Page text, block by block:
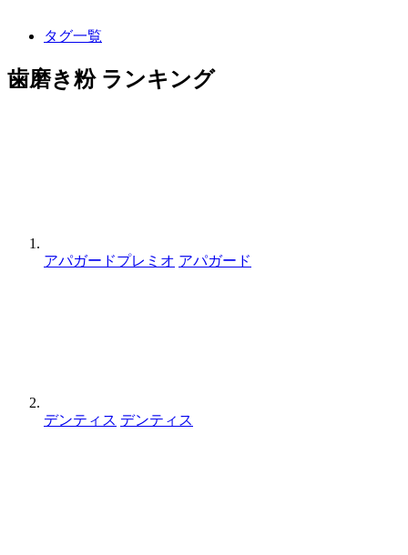
タグ一覧
歯磨き粉 ランキング
アパガードプレミオ アパガード
デンティス デンティス